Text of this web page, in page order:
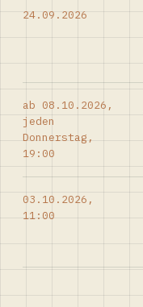
24.09.2026
ab 08.10.2026,
jeden
Donnerstag,
19:00
03.10.2026,
11:00